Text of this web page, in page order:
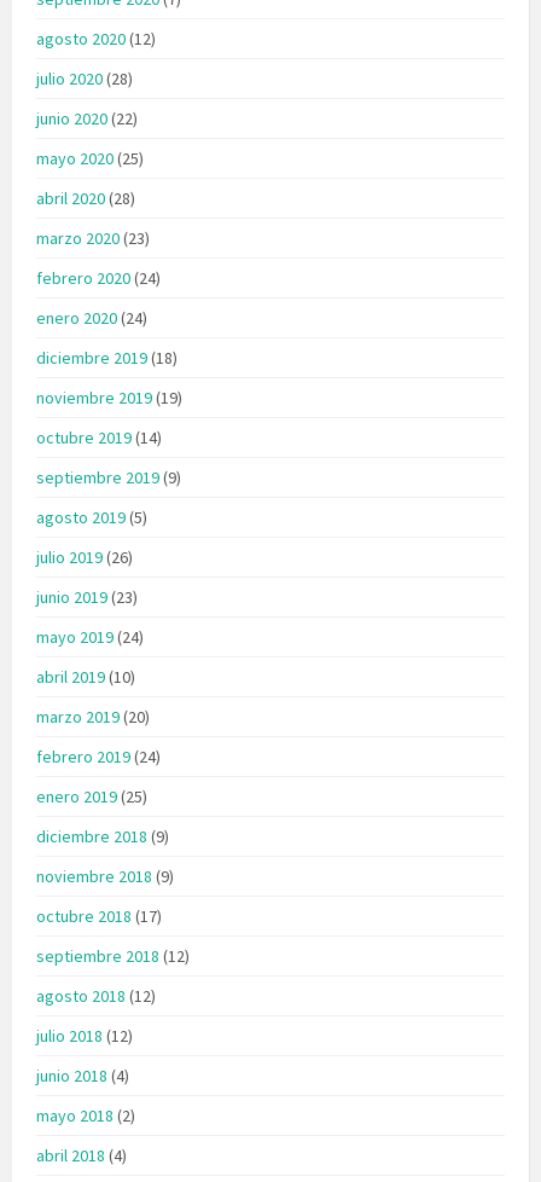
agosto 2020(12)
julio 2020(28)
junio 2020(22)
mayo 2020(25)
abril 2020(28)
marzo 2020(23)
febrero 2020(24)
enero 2020(24)
diciembre 2019(18)
noviembre 2019(19)
octubre 2019(14)
septiembre 2019(9)
agosto 2019(5)
julio 2019(26)
junio 2019(23)
mayo 2019(24)
abril 2019(10)
marzo 2019(20)
febrero 2019(24)
enero 2019(25)
diciembre 2018 (9)
noviembre 2018 (9)
octubre 2018 (17)
septiembre 2018 (12)
agosto 2018 (12)
julio 2018 (12)
junio 2018 (4)
mayo 2018 (2)
abril 2018 (4)